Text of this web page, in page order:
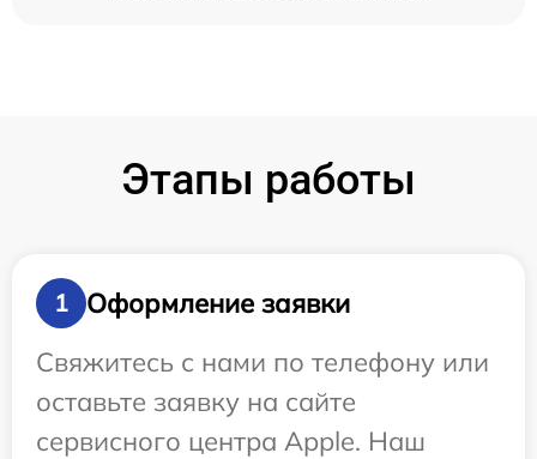
Этапы работы
1
Оформление заявки
Свяжитесь с нами по телефону или
оставьте заявку на сайте
сервисного центра Apple. Наш